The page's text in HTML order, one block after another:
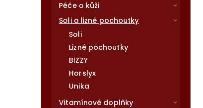
Péče o kůži
Soli a lizné pochoutky
Soli
Lizné pochoutky
BIZZY
Horslyx
Unika
Vitamínové doplňky